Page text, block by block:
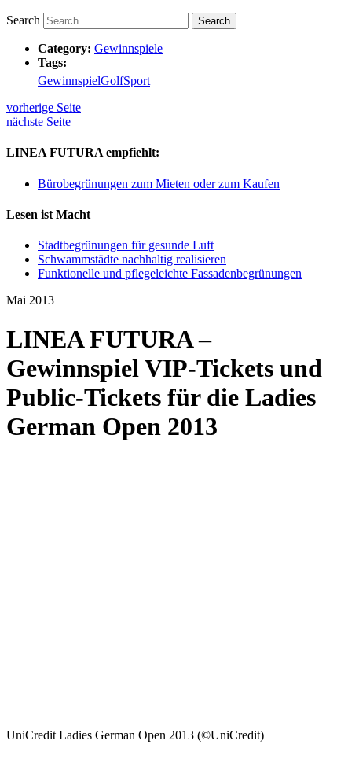
Search
Category: Gewinnspiele
Tags:
GewinnspielGolfSport
vorherige Seite
nächste Seite
LINEA FUTURA empfiehlt:
Bürobegrünungen zum Mieten oder zum Kaufen
Lesen ist Macht
Stadtbegrünungen für gesunde Luft
Schwammstädte nachhaltig realisieren
Funktionelle und pflegeleichte Fassadenbegrünungen
Mai 2013
LINEA FUTURA –
Gewinnspiel VIP-Tickets und
Public-Tickets für die Ladies
German Open 2013
UniCredit Ladies German Open 2013 (©UniCredit)